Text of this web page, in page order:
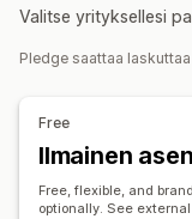
Mukautettu
Lahjoitusten hallinta
Pyöristyksen määrä
Monikielisyys
Analytiikka
Valitse yrityksellesi
Pledge saattaa
Free
Ilmainen
Free, flexible, and
optionally. See